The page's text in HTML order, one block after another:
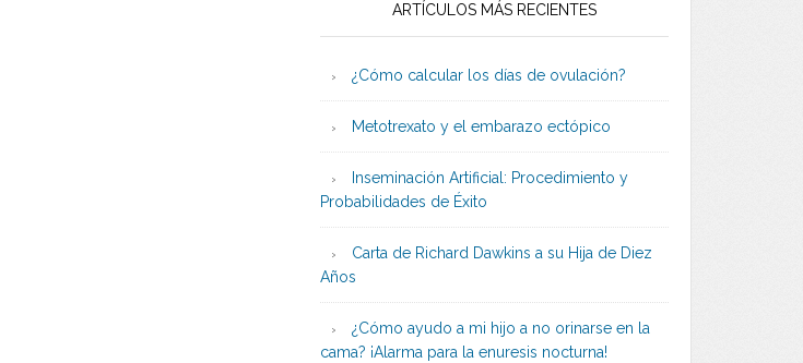
ARTÍCULOS MÁS RECIENTES
¿Cómo calcular los días de ovulación?
Metotrexato y el embarazo ectópico
Inseminación Artificial: Procedimiento y
Probabilidades de Éxito
Carta de Richard Dawkins a su Hija de Diez
Años
¿Cómo ayudo a mi hijo a no orinarse en la
cama? ¡Alarma para la enuresis nocturna!